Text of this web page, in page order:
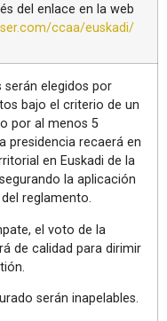
del enlace en la web
ccaa/euskadi/
serán elegidos por
bajo el criterio de un
por al menos 5
presidencia recaerá en
en Euskadi de la
la aplicación
reglamento.
el voto de la
de calidad para dirimir
serán inapelables.